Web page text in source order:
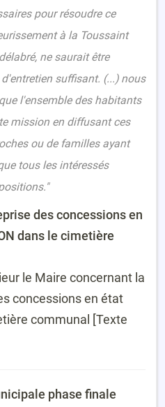
pour résoudre ce
à la Toussaint
ne saurait être
suffisant. (...) nous
l'ensemble des habitants
mission en diffusant ces
ou de familles ayant
tous les intéressés
des concessions en
dans le cimetière
le Maire concernant la
concessions en état
communal [Texte
phase finale